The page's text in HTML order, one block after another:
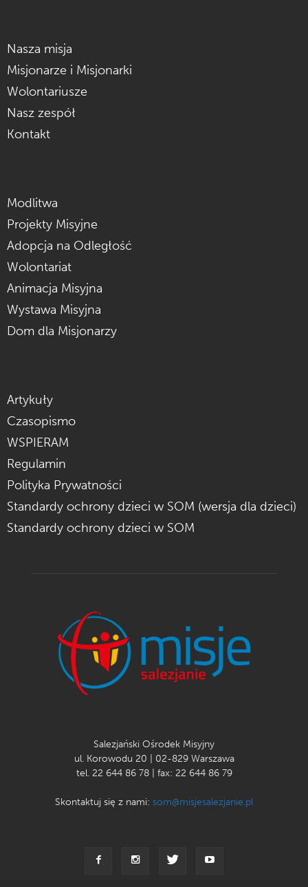
Nasza misja
Misjonarze i Misjonarki
Wolontariusze
Nasz zespół
Kontakt
Modlitwa
Projekty Misyjne
Adopcja na Odległość
Wolontariat
Animacja Misyjna
Wystawa Misyjna
Dom dla Misjonarzy
Artykuły
Czasopismo
WSPIERAM
Regulamin
Polityka Prywatności
Standardy ochrony dzieci w SOM (wersja dla dzieci)
Standardy ochrony dzieci w SOM
Salezjański Ośrodek Misyjny
ul. Korowodu 20 | 02-829 Warszawa
tel. 22 644 86 78 | fax: 22 644 86 79
Skontaktuj się z nami: som@misjesalezjanie.pl